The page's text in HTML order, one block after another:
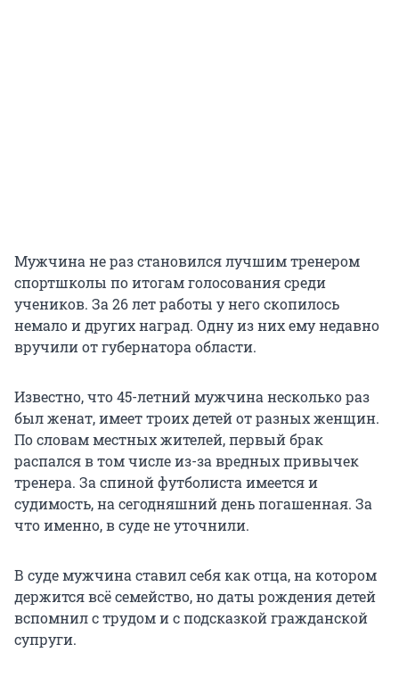
Мужчина не раз становился лучшим тренером
спортшколы по итогам голосования среди
учеников. За 26 лет работы у него скопилось
немало и других наград. Одну из них ему недавно
вручили от губернатора области.
Известно, что 45-летний мужчина несколько раз
был женат, имеет троих детей от разных женщин.
По словам местных жителей, первый брак
распался в том числе из-за вредных привычек
тренера. За спиной футболиста имеется и
судимость, на сегодняшний день погашенная. За
что именно, в суде не уточнили.
В суде мужчина ставил себя как отца, на котором
держится всё семейство, но даты рождения детей
вспомнил с трудом и с подсказкой гражданской
супруги.